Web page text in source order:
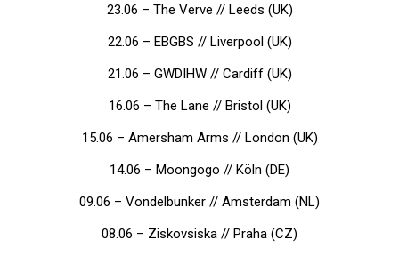
23.06 – The Verve // Leeds (UK)
22.06 – EBGBS // Liverpool (UK)
21.06 – GWDIHW // Cardiff (UK)
16.06 – The Lane // Bristol (UK)
15.06 – Amersham Arms // London (UK)
14.06 – Moongogo // Köln (DE)
09.06 – Vondelbunker // Amsterdam (NL)
08.06 – Ziskovsiska // Praha (CZ)